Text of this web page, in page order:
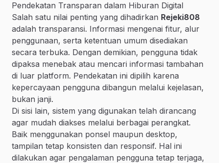
Pendekatan Transparan dalam Hiburan Digital
Salah satu nilai penting yang dihadirkan Rejeki808
adalah transparansi. Informasi mengenai fitur, alur
penggunaan, serta ketentuan umum disediakan
secara terbuka. Dengan demikian, pengguna tidak
dipaksa menebak atau mencari informasi tambahan
di luar platform. Pendekatan ini dipilih karena
kepercayaan pengguna dibangun melalui kejelasan,
bukan janji.
Di sisi lain, sistem yang digunakan telah dirancang
agar mudah diakses melalui berbagai perangkat.
Baik menggunakan ponsel maupun desktop,
tampilan tetap konsisten dan responsif. Hal ini
dilakukan agar pengalaman pengguna tetap terjaga,